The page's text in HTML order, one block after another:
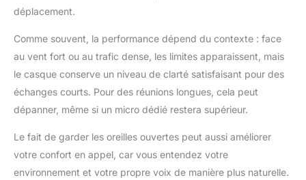
ou conduire avec
OpenRun Pro 2 peut
détourner l'attention,
entraînant des
accidents potentiels et
peut enfreindre les lois
applicables. Utilisez ce
produit conformétment
aux règles et
déplacement.
Comme souvent, la performance dépend du contexte : face
au vent fort ou au trafic dense, les limites apparaissent, mais
le casque conserve un niveau de clarté satisfaisant pour des
échanges courts. Pour des réunions longues, cela peut
dépanner, même si un micro dédié restera supérieur.
Le fait de garder les oreilles ouvertes peut aussi améliorer
votre confort en appel, car vous entendez votre
environnement et votre propre voix de manière plus naturelle.